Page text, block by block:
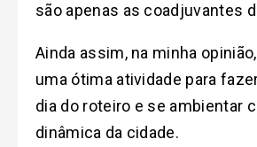
são apenas as coadjuvantes
Ainda assim, na minha
uma ótima atividade para
dia do roteiro e se ambientar
dinâmica da cidade.